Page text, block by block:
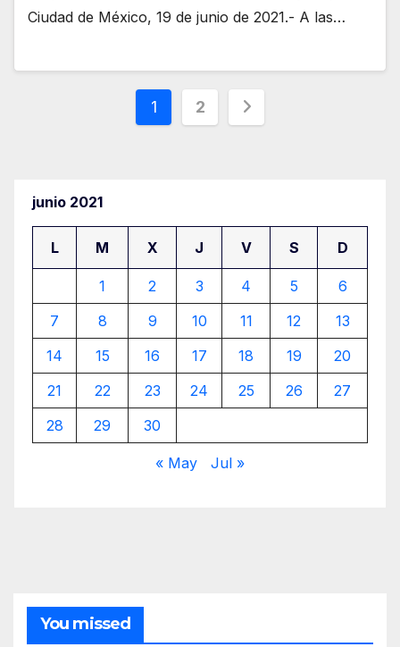
Ciudad de México, 19 de junio de 2021.- A las…
Paginación
1 2
junio 2021
L M X J V S D
1 2 3 4 5
6
7
8 9 10 11 12
13
14
15 16 17 18 19
20
21
22 23 24 25 26
27
28
29 30
« May Jul »
You missed